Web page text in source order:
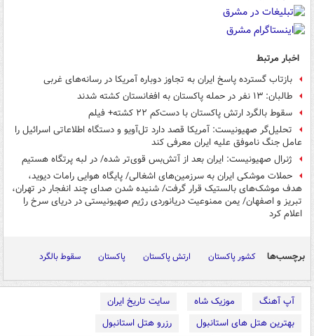
اخبار مرتبط
بازتاب گسترده پاسخ ایران به تجاوز دوباره آمریکا در رسانه‌های غربی
طالبان: ۱۳ نفر در حمله پاکستان به افغانستان کشته شدند
سقوط بالگرد ارتش پاکستان با دست‌کم ۲۲ کشته+ فیلم
تحلیل‌گر صهیونیست‌: آمریکا قصد دارد تل‌آویو و دستگاه اطلاعاتی اسرائیل را
عامل جنگ ناموفق علیه ایران معرفی کند
ژنرال صهیونیست: ایران بعد از آتش‌بس قوی‌تر شده/ در لبه پرتگاه هستیم
حملات موشکی ایران به سرزمین‌های اشغالی/ پایگاه هوایی رامات دیوید،
هدف موشک‌های بالستیک قرار گرفت/ شنیده شدن صدای چند انفجار در تهران،
تبریز و اصفهان/ یمن ممنوعیت دریانوردی رژیم صهیونیستی در دریای سرخ را
اعلام کرد
برچسب‌ها کشور پاکستان ارتش پاکستان پاکستان سقوط بالگرد
آپ آهنگ موزیک شاه
سایت تاریخ ایران
بهترین هتل های استانبول
رزرو هتل استانبول